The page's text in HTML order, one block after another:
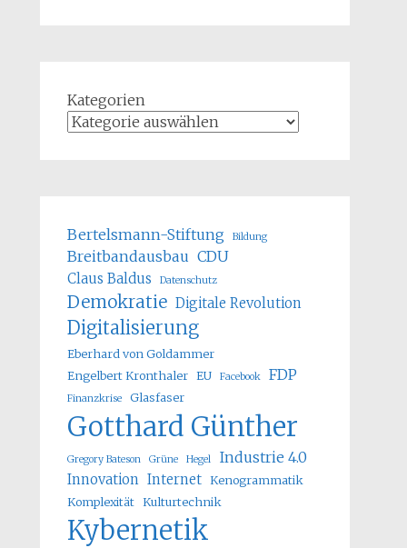
Kategorien
Bertelsmann-Stiftung Bildung
Breitbandausbau CDU
Claus Baldus Datenschutz
Demokratie Digitale Revolution
Digitalisierung
Eberhard von Goldammer
Engelbert Kronthaler EU Facebook FDP
Finanzkrise Glasfaser
Gotthard Günther
Gregory Bateson Grüne Hegel Industrie 4.0
Innovation Internet Kenogrammatik
Komplexität Kulturtechnik
Kybernetik